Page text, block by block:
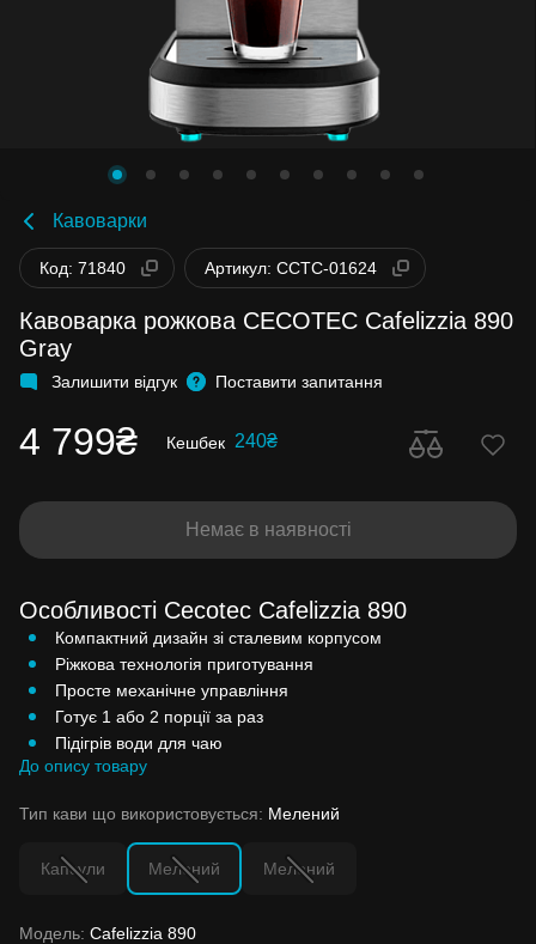
Кавоварки
Код: 71840 Артикул: CCTC-01624
Кавоварка рожкова CECOTEC Cafelizzia 890
Gray
Залишити відгук Поставити запитання
4 799₴ Кешбек 240₴
Немає в наявності
Особливості Cecotec Cafelizzia 890
Компактний дизайн зі сталевим корпусом
Ріжкова технологія приготування
Просте механічне управління
Готує 1 або 2 порції за раз
Підігрів води для чаю
До опису товару
Тип кави що використовується: Мелений
Капсули Мелений Мелений
Модель: Cafelizzia 890